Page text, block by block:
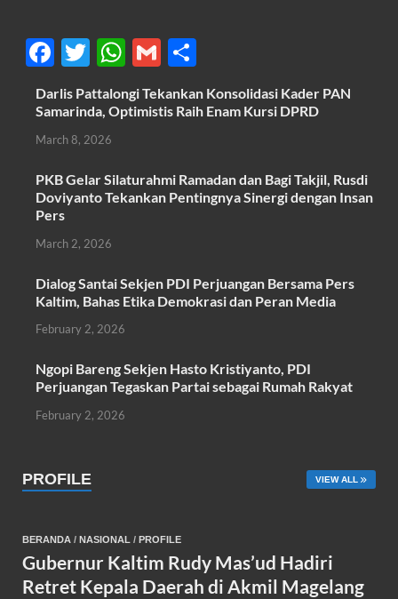
F
ac
e
b
o
o
k
T
w
itt
er
W
h
at
A
p
G
m
ail
h
ar
Darlis Pattalongi Tekankan Konsolidasi Kader PAN
Samarinda, Optimistis Raih Enam Kursi DPRD
March 8, 2026
PKB Gelar Silaturahmi Ramadan dan Bagi Takjil, Rusdi
Doviyanto Tekankan Pentingnya Sinergi dengan Insan
Pers
March 2, 2026
Dialog Santai Sekjen PDI Perjuangan Bersama Pers
Kaltim, Bahas Etika Demokrasi dan Peran Media
February 2, 2026
Ngopi Bareng Sekjen Hasto Kristiyanto, PDI
Perjuangan Tegaskan Partai sebagai Rumah Rakyat
February 2, 2026
PROFILE VIEW ALL
BERANDA / NASIONAL / PROFILE
Gubernur Kaltim Rudy Mas’ud Hadiri
Retret Kepala Daerah di Akmil Magelang